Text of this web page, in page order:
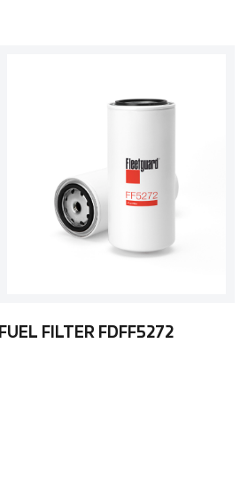
FUEL FILTER FDFF5272